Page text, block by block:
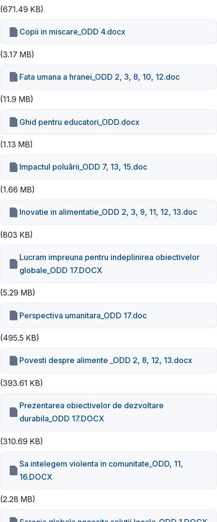
(671.49 KB)
Copii in miscare_ODD 4.docx
(3.17 MB)
Fata umana a hranei_ODD 2, 3, 8, 10, 12.doc
(11.9 MB)
Ghid pentru educatori_ODD.docx
(1.13 MB)
Impactul poluării_ODD 7, 13, 15.doc
(1.66 MB)
Inovatie in alimentatie_ODD 2, 3, 9, 11, 12, 13.doc
(803 KB)
Lucram impreuna pentru indeplinirea obiectivelor
globale_ODD 17.DOCX
(5.29 MB)
Perspectiva umanitara_ODD 17.doc
(495.5 KB)
Povesti despre alimente _ODD 2, 8, 12, 13.docx
(393.61 KB)
Prezentarea obiectivelor de dezvoltare
durabila_ODD 17.DOCX
(310.69 KB)
Sa intelegem violenta in comunitate_ODD, 11,
16.DOCX
(2.28 MB)